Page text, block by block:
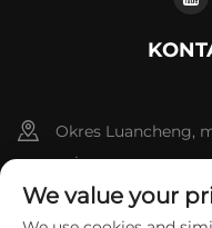
Okres Luancheng,
pej
+86-14730301370
We value your